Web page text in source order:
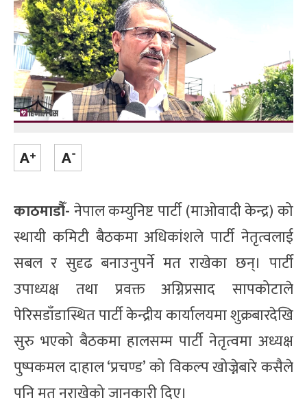
काठमाडौँ-नेपाल कम्युनिष्ट पार्टी (माओवादी केन्द्र) को
स्थायी कमिटी बैठकमा अधिकांशले पार्टी नेतृत्वलाई
सबल र सुदृढ बनाउनुपर्ने मत राखेका छन्। पार्टी
उपाध्यक्ष तथा प्रवक्त अग्निप्रसाद सापकोटाले
पेरिसडाँडास्थित पार्टी केन्द्रीय कार्यालयमा शुक्रबारदेखि
सुरु भएको बैठकमा हालसम्म पार्टी नेतृत्वमा अध्यक्ष
पुष्पकमल दाहाल ‘प्रचण्ड’ को विकल्प खोज्नेबारे कसैले
पनि मत नराखेको जानकारी दिए।